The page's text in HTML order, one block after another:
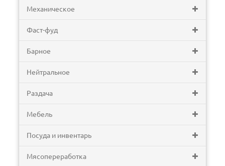
Механическое
Фаст-фуд
Барное
Нейтральное
Раздача
Мебель
Посуда и инвентарь
Мясопереработка